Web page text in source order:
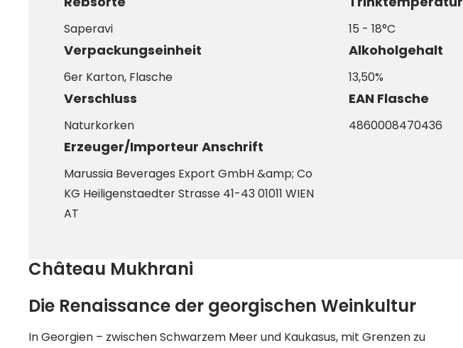
Saperavi 15 - 18°C
Verpackungseinheit
6er Karton, Flasche
Alkoholgehalt
13,50%
Verschluss
Naturkorken
EAN Flasche
4860008470436
Erzeuger/Importeur Anschrift
Marussia Beverages Export GmbH &amp; Co
KG Heiligenstaedter Strasse 41-43 01011 WIEN
AT
Château Mukhrani
Die Renaissance der georgischen Weinkultur
In Georgien – zwischen Schwarzem Meer und Kaukasus, mit Grenzen zu